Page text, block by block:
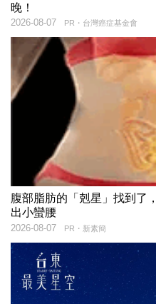
晚！
PR・台灣癌症基金會
2026-08-07
腹部脂肪的「剋星」找到了
出小蠻腰
PR・新素簡
2026-08-07